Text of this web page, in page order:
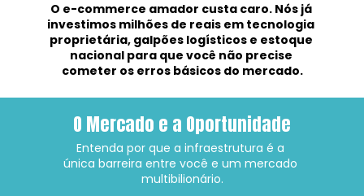
O e-commerce amador custa caro. Nós já
investimos milhões de reais em tecnologia
proprietária, galpões logísticos e estoque
nacional para que você não precise
cometer os erros básicos do mercado.
O Mercado e a Oportunidade
Entenda por que a infraestrutura é a
única barreira entre você e um mercado
multibilionário.